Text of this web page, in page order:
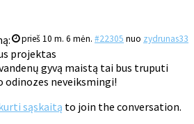
prieš 10 m. 6 mėn. #22305 nuo zydrunas33
projektas
gyvą maistą tai bus truputi
odinozes neveiksmingi!
sąskaitą to join the conversation.